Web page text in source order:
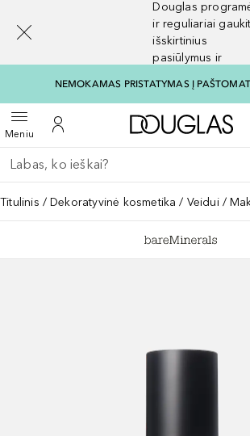
Douglas
ir reguliariai
išskirtinius
pasiūlymus ir
NEMOKAMAS PRISTATYMAS Į
MeniuAtidaryti meniuĮ mano paskyrą
Į
Grįžk atgal
Vykdykite paiešką
Titulinis Dekoratyvinė kosmetika Veidui
[navigation.slideout.screenreader]